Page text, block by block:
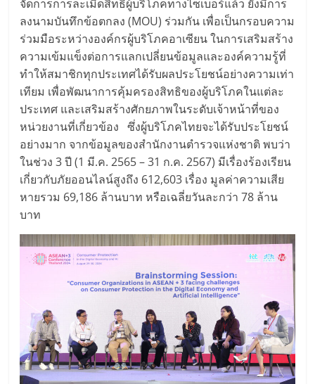
จัดการการละเมิดสิทธิผู้บริโภคทางไซเบอร์แล้ว ยังมีการ
ลงนามบันทึกข้อตกลง (MOU) ร่วมกัน เพื่อเป็นกรอบความ
ร่วมมือระหว่างองค์กรผู้บริโภคอาเซียน ในการเสริมสร้าง
ความเข้มแข็งต่อการแลกเปลี่ยนข้อมูลและองค์ความรู้ที่
ทำให้สมาชิกทุกประเทศได้รับผลประโยชน์อย่างความเท่า
เทียม เพื่อพัฒนาการคุ้มครองสิทธิของผู้บริโภคในแต่ละ
ประเทศ และเสริมสร้างศักยภาพในระดับเจ้าหน้าที่ของ
หน่วยงานที่เกี่ยวข้อง ซึ่งผู้บริโภคไทยจะได้รับประโยชน์
อย่างมาก จากข้อมูลของสำนักงานตำรวจแห่งชาติ พบว่า
ในช่วง 3 ปี (1 มี.ค. 2565 – 31 ก.ค. 2567) มีเรื่องร้องเรียน
เกี่ยวกับภัยออนไลน์สูงถึง 612,603 เรื่อง มูลค่าความเสีย
หายรวม 69,186 ล้านบาท หรือเฉลี่ยวันละกว่า 78 ล้าน
บาท